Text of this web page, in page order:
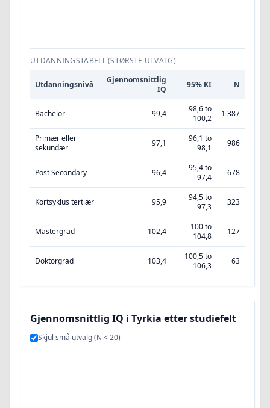
UTDANNINGSTABELL (STØRSTE UTVALG)
Utdanningsnivå
Gjennomsnittlig
IQ
95% KI N
Bachelor 99,4
98,6 to
100,2
1 387
Primær eller
sekundær
97,1
96,1 to
98,1
986
Post Secondary 96,4
95,4 to
97,4
678
Kortsyklus tertiær 95,9
94,5 to
97,3
323
Mastergrad 102,4
100 to
104,8
127
Doktorgrad 103,4
100,5 to
106,3
63
Gjennomsnittlig IQ i Tyrkia etter studiefelt
Skjul små utvalg (N < 20)